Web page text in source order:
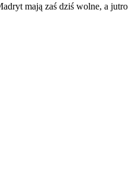
mają zaś dziś wolne, a